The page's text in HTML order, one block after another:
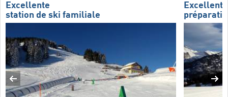
Excellente
station de ski familiale
Excellente